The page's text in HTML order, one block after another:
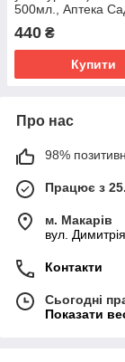
500мл., Аптека
440 ₴
Купити
Про нас
98%
Працює з
м. Макарів
вул.
Контакти
Сьогодні
Показати